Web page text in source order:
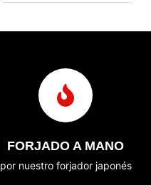
FORJADO A MANO
por nuestro forjador japonés